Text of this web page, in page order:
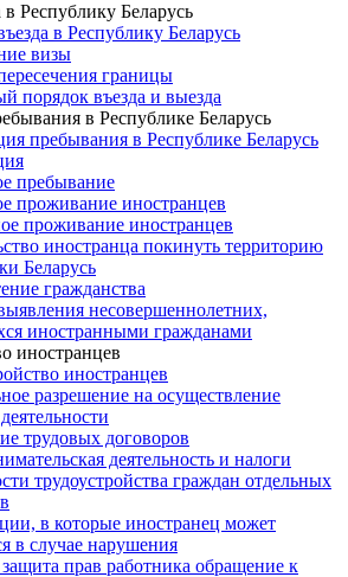
Республику Беларусь
в Республику Беларусь
визы
границы
порядок въезда и выезда
в Республике Беларусь
пребывания в Республике Беларусь
пребывание
проживание иностранцев
проживание иностранцев
иностранца покинуть территорию
Беларусь
гражданства
несовершеннолетних,
иностранными гражданами
иностранцев
иностранцев
разрешение на осуществление
трудовых договоров
деятельность и налоги
трудоустройства граждан отдельных
в которые иностранец может
в случае нарушения
прав работника обращение к